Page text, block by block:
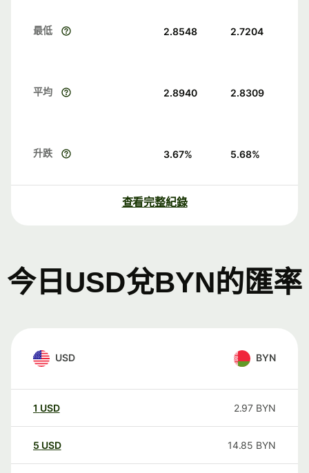
最低 2.8548 2.7204
平均 2.8940 2.8309
升跌 3.67% 5.68%
查看完整紀錄
今日USD兌BYN的匯率
USD BYN
1 USD 2.97 BYN
5 USD 14.85 BYN